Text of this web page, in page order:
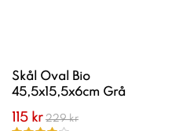
Skål Oval Bio
45,5x15,5x6cm Grå
115 kr 229 kr